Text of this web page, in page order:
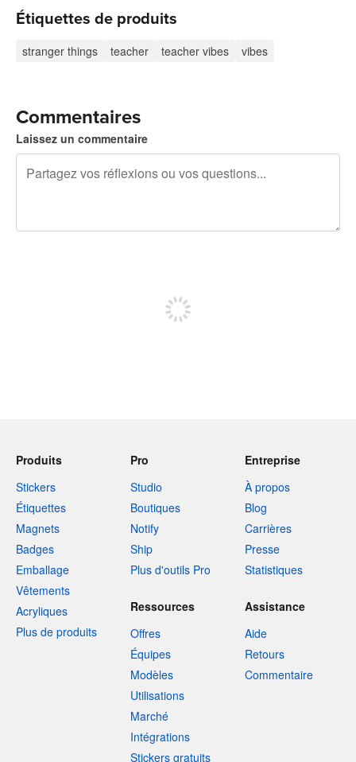
Étiquettes de produits
stranger things teacher teacher vibes vibes
Commentaires
Laissez un commentaire
Produits
Stickers
Étiquettes
Magnets
Badges
Emballage
Vêtements
Acryliques
Plus de produits
Pro
Studio
Boutiques
Notify
Ship
Plus d'outils Pro
Entreprise
À propos
Blog
Carrières
Presse
Statistiques
Ressources
Offres
Équipes
Modèles
Utilisations
Marché
Intégrations
Stickers gratuits
Assistance
Aide
Retours
Commentaire